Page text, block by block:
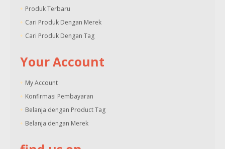
Produk Terbaru
Cari Produk Dengan Merek
Cari Produk Dengan Tag
Your Account
My Account
Konfirmasi Pembayaran
Belanja dengan Product Tag
Belanja dengan Merek